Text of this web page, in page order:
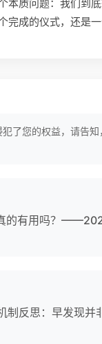
本质问题：我们到
完成的仪式，还是一
了您的权益，请告知
的有用吗？
制反思：早发现并